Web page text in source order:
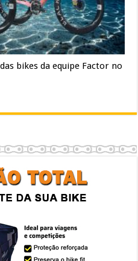
bikes da equipe Factor no